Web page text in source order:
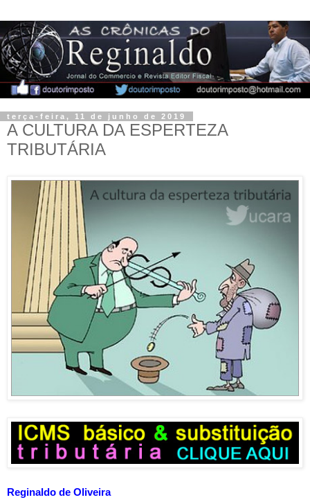
terça-feira, 11 de junho de 2019
A CULTURA DA ESPERTEZA
TRIBUTÁRIA
Reginaldo de Oliveira